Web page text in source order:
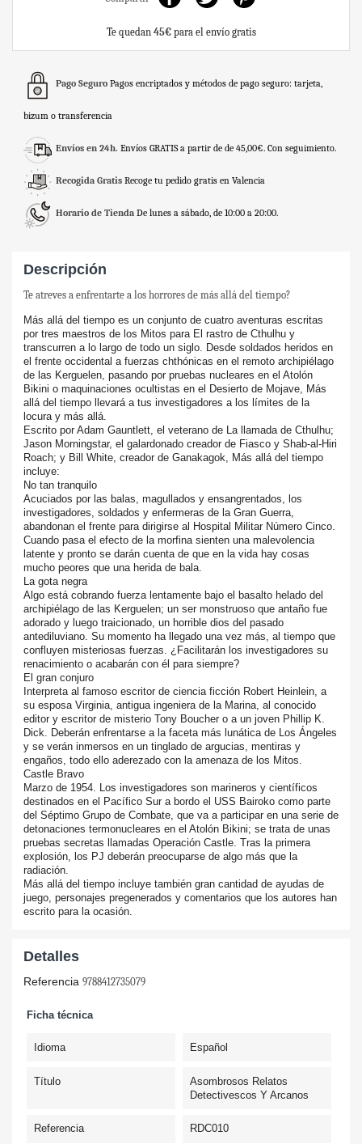
Te quedan 45€para el envío gratis
Pago Seguro Pagos encriptados y métodos de pago seguro: tarjeta,
bizum o transferencia
Envíos en 24h. Envíos GRATIS a partir de de 45,00€. Con seguimiento.
Recogida Gratis Recoge tu pedido gratis en Valencia
Horario de Tienda De lunes a sábado, de 10:00 a 20:00.
Descripción
Te atreves a enfrentarte a los horrores de más allá del tiempo?
Más allá del tiempo es un conjunto de cuatro aventuras escritas
por tres maestros de los Mitos para El rastro de Cthulhu y
transcurren a lo largo de todo un siglo. Desde soldados heridos en
el frente occidental a fuerzas chthónicas en el remoto archipiélago
de las Kerguelen, pasando por pruebas nucleares en el Atolón
Bikini o maquinaciones ocultistas en el Desierto de Mojave, Más
allá del tiempo llevará a tus investigadores a los límites de la
locura y más allá.
Escrito por Adam Gauntlett, el veterano de La llamada de Cthulhu;
Jason Morningstar, el galardonado creador de Fiasco y Shab-al-Hiri
Roach; y Bill White, creador de Ganakagok, Más allá del tiempo
incluye:
No tan tranquilo
Acuciados por las balas, magullados y ensangrentados, los
investigadores, soldados y enfermeras de la Gran Guerra,
abandonan el frente para dirigirse al Hospital Militar Número Cinco.
Cuando pasa el efecto de la morfina sienten una malevolencia
latente y pronto se darán cuenta de que en la vida hay cosas
mucho peores que una herida de bala.
La gota negra
Algo está cobrando fuerza lentamente bajo el basalto helado del
archipiélago de las Kerguelen; un ser monstruoso que antaño fue
adorado y luego traicionado, un horrible dios del pasado
antediluviano. Su momento ha llegado una vez más, al tiempo que
confluyen misteriosas fuerzas. ¿Facilitarán los investigadores su
renacimiento o acabarán con él para siempre?
El gran conjuro
Interpreta al famoso escritor de ciencia ficción Robert Heinlein, a
su esposa Virginia, antigua ingeniera de la Marina, al conocido
editor y escritor de misterio Tony Boucher o a un joven Phillip K.
Dick. Deberán enfrentarse a la faceta más lunática de Los Ángeles
y se verán inmersos en un tinglado de argucias, mentiras y
engaños, todo ello aderezado con la amenaza de los Mitos.
Castle Bravo
Marzo de 1954. Los investigadores son marineros y científicos
destinados en el Pacífico Sur a bordo el USS Bairoko como parte
del Séptimo Grupo de Combate, que va a participar en una serie de
detonaciones termonucleares en el Atolón Bikini; se trata de unas
pruebas secretas llamadas Operación Castle. Tras la primera
explosión, los PJ deberán preocuparse de algo más que la
radiación.
Más allá del tiempo incluye también gran cantidad de ayudas de
juego, personajes pregenerados y comentarios que los autores han
escrito para la ocasión.
Detalles
Referencia 9788412735079
Ficha técnica
Idioma Español
Título
Asombrosos Relatos
Detectivescos Y Arcanos
Referencia RDC010